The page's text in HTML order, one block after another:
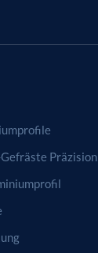
Präzision